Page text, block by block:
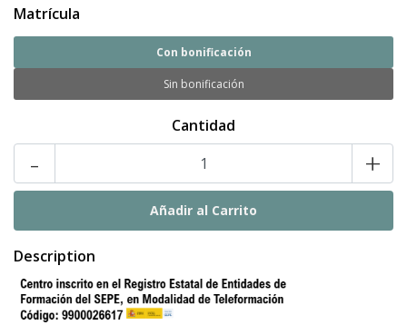
Matrícula
Con bonificación
Sin bonificación
Cantidad
- +
Description